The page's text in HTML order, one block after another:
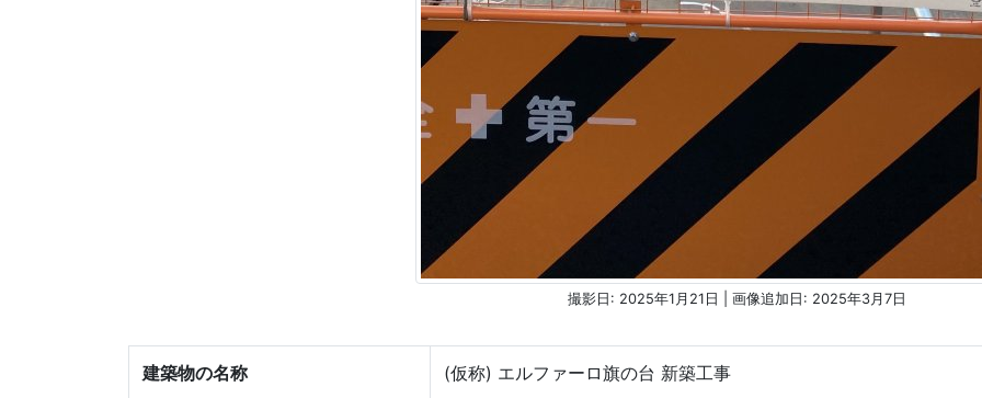
撮影日: 2025年1月21日 | 画像追加日: 2025年3月7日
建築物の名称 (仮称) エルファーロ旗の台 新築工事